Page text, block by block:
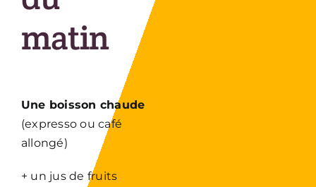
matin
Une boisson chaude
(expresso ou café
allongé)
+ un jus de fruits